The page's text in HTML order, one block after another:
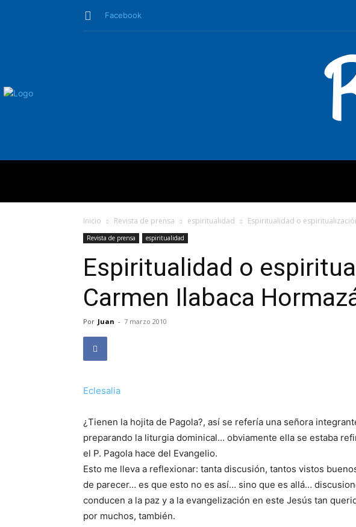
Facebook
Inicio Revista de prensa espiritualidad Espiritualidad o
Revista de prensa espiritualidad
Espiritualidad o
Carmen Ilabaca
Por Juan - 7 marzo 2010
Eclesalia
¿Tienen la hojita de Pagola?, así se refería una señora
preparando la liturgia dominical… obviamente ella se estaba
el P. Pagola hace del Evangelio.
Esto me lleva a reflexionar: tanta discusión, tantos vistos
de parecer… es que esto no es así… sino que es allá…
conducen a la paz y a la evangelización en este Jesús tan
por muchos, también.